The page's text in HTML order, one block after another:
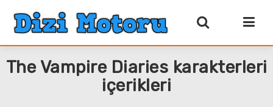
The Vampire Diaries karakterleri
içerikleri